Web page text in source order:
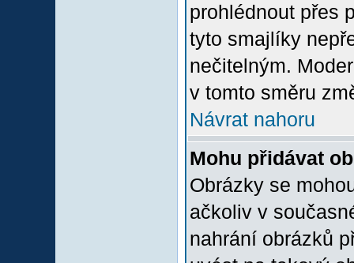
prohlédnout přes
tyto smajlíky
nečitelným.
v tomto směru
Návrat nahoru
Mohu přidávat
Obrázky se
ačkoliv v
nahrání obrázků